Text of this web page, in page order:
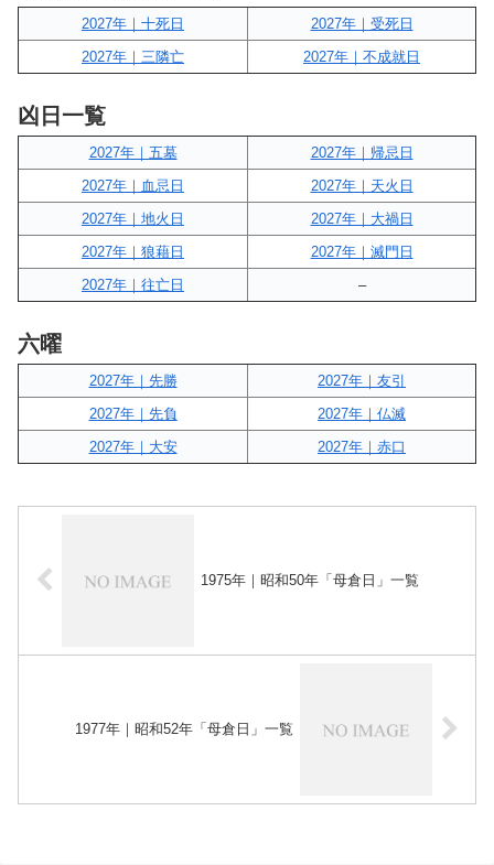
2027年｜十死日
2027年｜受死日
2027年｜三隣亡
2027年｜不成就日
凶日一覧
2027年｜五墓
2027年｜帰忌日
2027年｜血忌日
2027年｜天火日
2027年｜地火日
2027年｜大禍日
2027年｜狼藉日
2027年｜滅門日
2027年｜往亡日
–
六曜
2027年｜先勝
2027年｜友引
2027年｜先負
2027年｜仏滅
2027年｜大安
2027年｜赤口
1975年｜昭和50年「母倉日」一覧
1977年｜昭和52年「母倉日」一覧